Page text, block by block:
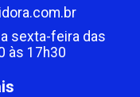
sexta-feira das
às 17h30